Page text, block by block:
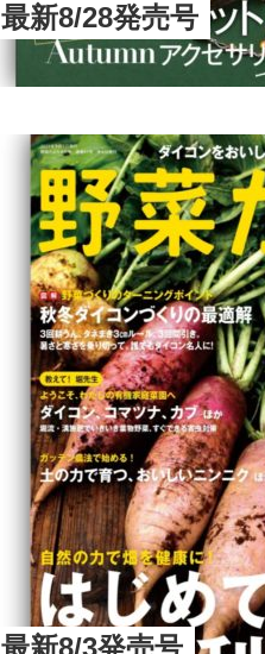
最新8/28発売号
最新8/3発売号